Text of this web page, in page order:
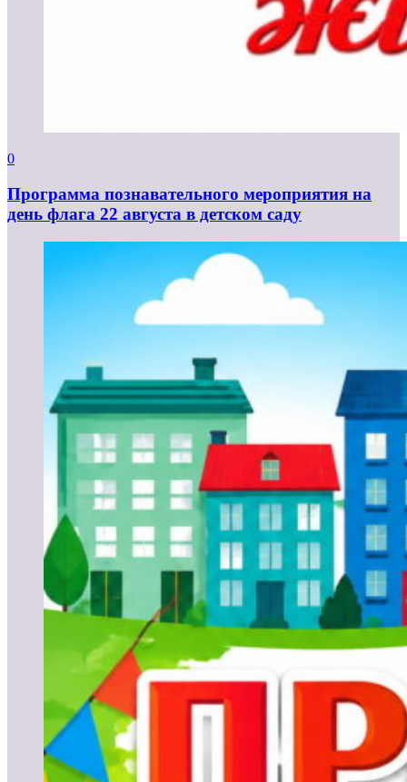
0
Программа познавательного мероприятия на
день флага 22 августа в детском саду